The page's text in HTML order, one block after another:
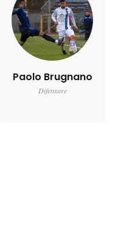
Paolo Brugnano
Difensore